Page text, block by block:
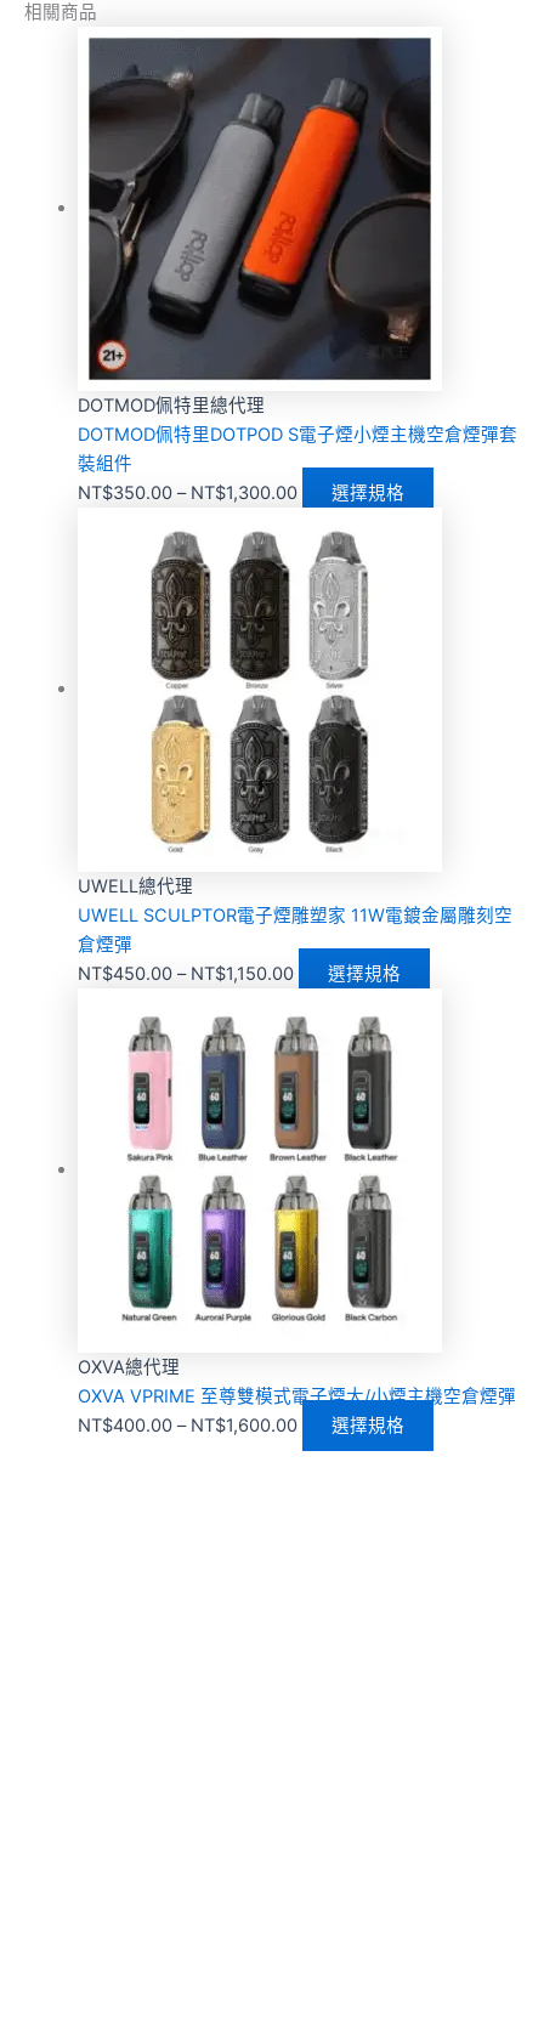
相關商品
DOTMOD佩特里總代理
DOTMOD佩特里DOTPOD S電子煙小煙主機空倉煙彈套
裝組件
NT$350.00 – NT$1,300.00 選擇規格
UWELL總代理
UWELL SCULPTOR電子煙雕塑家 11W電鍍金屬雕刻空
倉煙彈
NT$450.00 – NT$1,150.00 選擇規格
OXVA總代理
OXVA VPRIME 至尊雙模式電子煙大/小煙主機空倉煙彈
NT$400.00 – NT$1,600.00 選擇規格